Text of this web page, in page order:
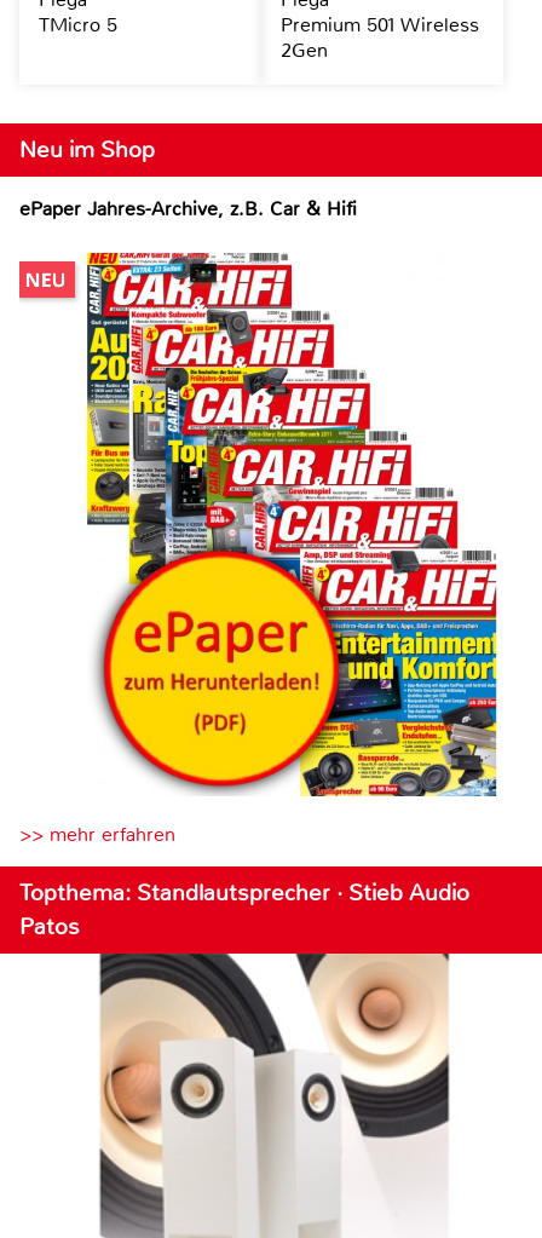
Neu im Shop
ePaper Jahres-Archive, z.B. Car & Hifi
>> mehr erfahren
Topthema: Standlautsprecher · Stieb Audio
Patos
TMicro 5
Premium 501 Wireless
2Gen